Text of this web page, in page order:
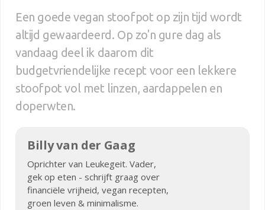
Een goede vegan stoofpot op zijn tijd wordt
altijd gewaardeerd. Op zo'n gure dag als
vandaag deel ik daarom dit
budgetvriendelijke recept voor een lekkere
stoofpot vol met linzen, aardappelen en
doperwten.
Billy van der Gaag
Oprichter van Leukegeit. Vader,
gek op eten - schrijft graag over
financiële vrijheid, vegan recepten,
groen leven & minimalisme.